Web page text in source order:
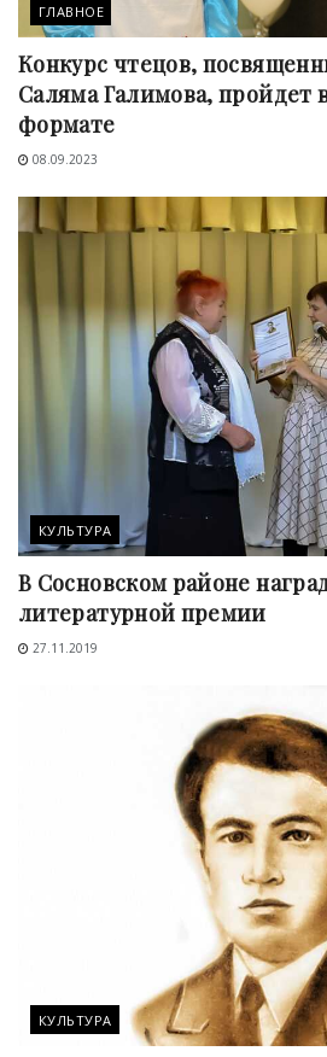
ГЛАВНОЕ
Конкурс чтецов,
Саляма Галимова, пройдет
формате
08.09.2023
КУЛЬТУРА
В Сосновском районе
литературной премии
27.11.2019
КУЛЬТУРА